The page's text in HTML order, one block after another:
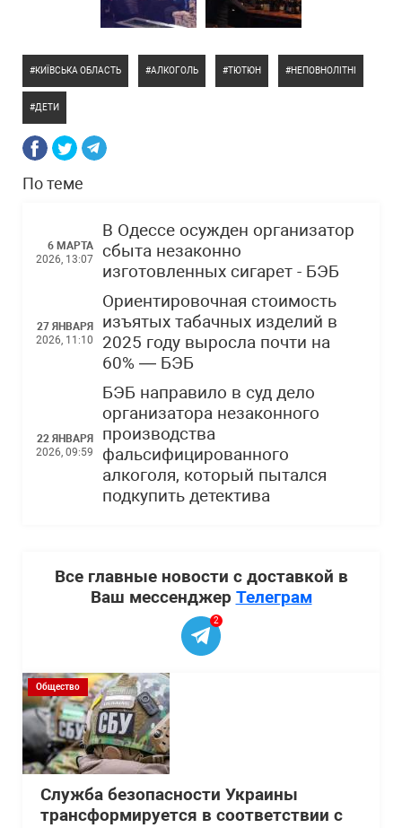
КИЇВСЬКА ОБЛАСТЬ АЛКОГОЛЬ ТЮТЮН НЕПОВНОЛІТНІ
ДЕТИ
По теме
6 МАРТА
2026, 13:07
В Одессе осужден организатор
сбыта незаконно
изготовленных сигарет - БЭБ
27 ЯНВАРЯ
2026, 11:10
Ориентировочная стоимость
изъятых табачных изделий в
2025 году выросла почти на
60% — БЭБ
22 ЯНВАРЯ
2026, 09:59
БЭБ направило в суд дело
организатора незаконного
производства
фальсифицированного
алкоголя, который пытался
подкупить детектива
Все главные новости с доставкой в
Ваш мессенджер Телеграм
2
Общество
Служба безопасности Украины
трансформируется в соответствии с